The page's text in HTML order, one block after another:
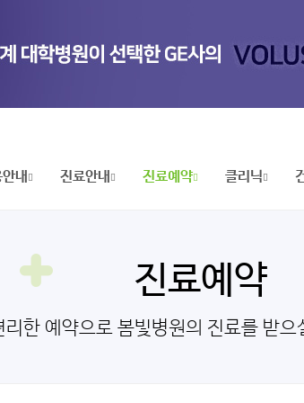
내 진료안내 진료예약 클리닉
진료예약
리한 예약으로 봄빛병원의 진료를 받으